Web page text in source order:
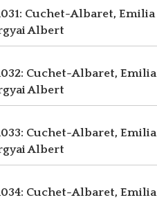
Cuchet-Albaret, Emilia
Albert
Cuchet-Albaret, Emilia
Albert
Cuchet-Albaret, Emilia
Albert
Cuchet-Albaret, Emilia